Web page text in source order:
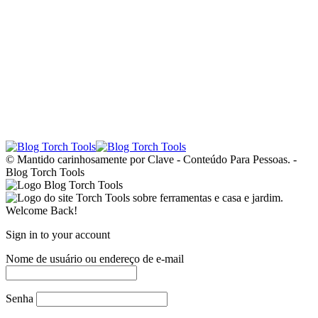
© Mantido carinhosamente por Clave - Conteúdo Para Pessoas. -
Blog Torch Tools
Welcome Back!
Sign in to your account
Nome de usuário ou endereço de e-mail
Senha